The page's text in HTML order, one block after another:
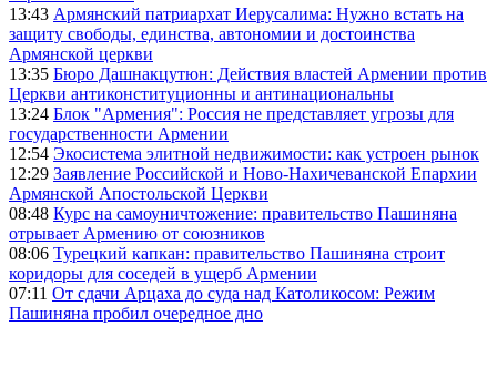
13:43 Армянский патриархат Иерусалима: Нужно встать на
защиту свободы, единства, автономии и достоинства
Армянской церкви
13:35 Бюро Дашнакцутюн: Действия властей Армении против
Церкви антиконституционны и антинациональны
13:24 Блок "Армения": Россия не представляет угрозы для
государственности Армении
12:54 Экосистема элитной недвижимости: как устроен рынок
12:29 Заявление Российской и Ново-Нахичеванской Епархии
Армянской Апостольской Церкви
08:48 Курс на самоуничтожение: правительство Пашиняна
отрывает Армению от союзников
08:06 Турецкий капкан: правительство Пашиняна строит
коридоры для соседей в ущерб Армении
07:11 От сдачи Арцаха до суда над Католикосом: Режим
Пашиняна пробил очередное дно